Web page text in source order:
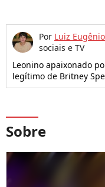
Por Luiz
sociais e TV
Leonino apaixonado
legítimo de Britney
Sobre